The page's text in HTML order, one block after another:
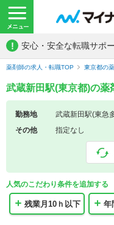
! 安心・安全な転職サポ
薬剤師の求人・転職TOP 東京都の
武蔵新田駅(東京都)の薬
勤務地
武蔵新田駅(東急
その他
指定なし
人気のこだわり条件を追加する
残業月10ｈ以下 年